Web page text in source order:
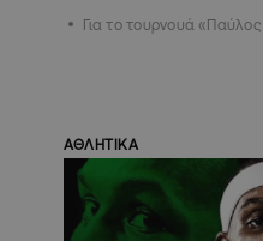
Για το τουρνουά
ΑΘΛΗΤΙΚΑ